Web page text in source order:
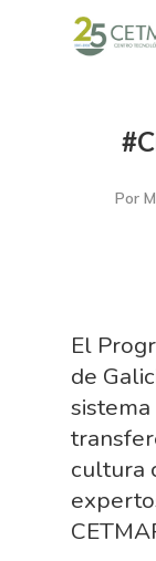
Hit
Por
El
de
sistema
cultura